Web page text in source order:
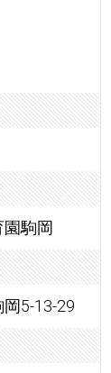
駒岡
5-13-29